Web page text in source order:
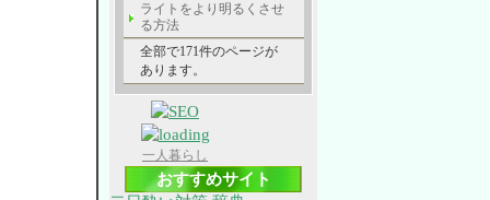
ライトをより明るくさせ
る方法
全部で171件のページが
あります。
一人暮らし
おすすめサイト